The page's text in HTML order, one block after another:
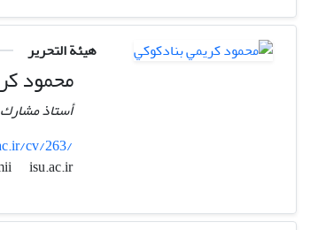
هيئة التحرير
محمود
أستاذ مشارك
cv/263/
karimii
isu.ac.ir